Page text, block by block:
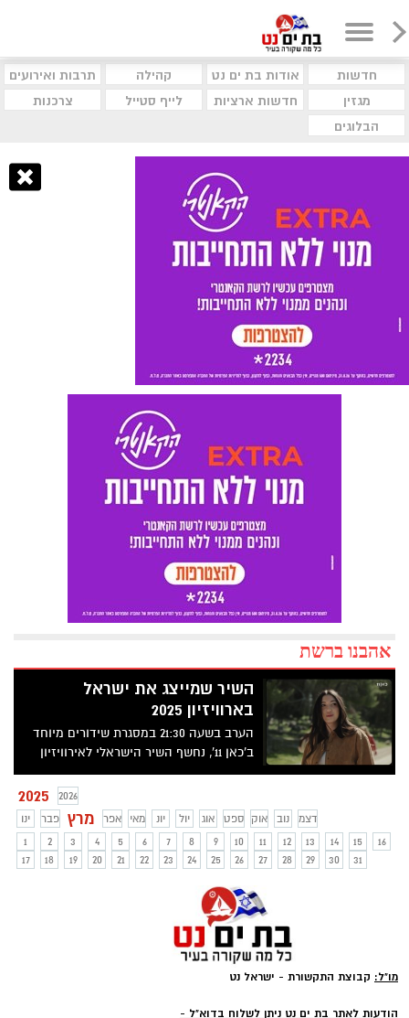
חדשות אודות בת ים נט קהילה
תרבות ואירועים
מגזין
חדשות ארציות לייף סטייל
צרכנות
הבלוגים
אהבנו ברשת
השיר שמייצג את ישראל
בארוויזיון 2025
הערב בשעה 21:30 במסגרת שידורים מיוחד
ב'כאן 11', נחשף השיר הישראלי לאירוויזיון
2025 – "New Day Will Rise" בביצועה של
2025
2026
ינו
פבר מרץ אפר מאי יונ יול אוג ספט אוק נוב
דצמ
1
2 3 4 5 6 7 8 9 10 11 12 13 14 15
16
17
18 19 20 21 22 23 24 25 26 27 28 29 30 31
מו"ל: קבוצת התקשורת - ישראל נט
הודעות לאתר בת ים נט ניתן לשלוח בדוא"ל -